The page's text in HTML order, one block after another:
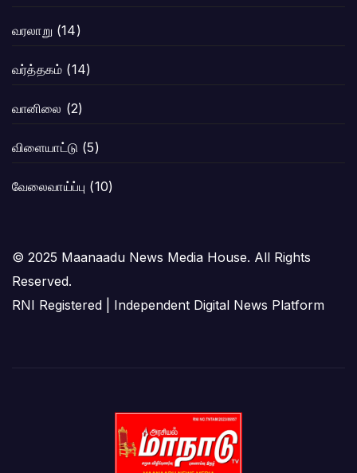
வரலாறு (14)
வர்த்தகம் (14)
வானிலை (2)
விளையாட்டு (5)
வேலைவாய்ப்பு (10)
© 2025 Maanaadu News Media House. All Rights
Reserved.
RNI Registered | Independent Digital News Platform